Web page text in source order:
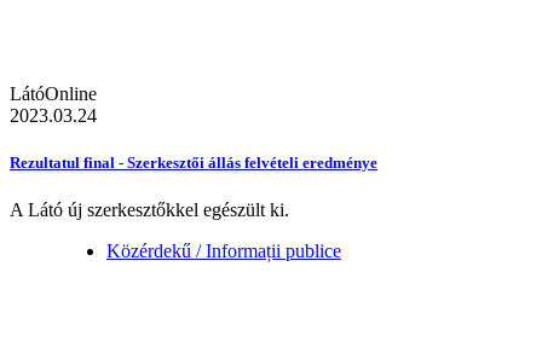
LátóOnline
2023.03.24
Rezultatul final - Szerkesztői állás felvételi eredménye
A Látó új szerkesztőkkel egészült ki.
Közérdekű / Informații publice